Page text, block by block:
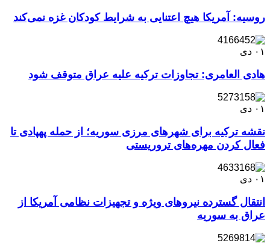
روسیه: آمریکا هیچ اعتنایی به شرایط کودکان غزه نمی‌کند
۰۱ دی
هادی العامری: تجاوزات ترکیه علیه عراق متوقف شود
۰۱ دی
نقشه ترکیه برای شهرهای مرزی سوریه؛ از حمله پهپادی تا
فعال کردن مهره‌های تروریستی
۰۱ دی
انتقال گسترده نیروهای ویژه و تجهیزات نظامی آمریکا از
عراق به سوریه